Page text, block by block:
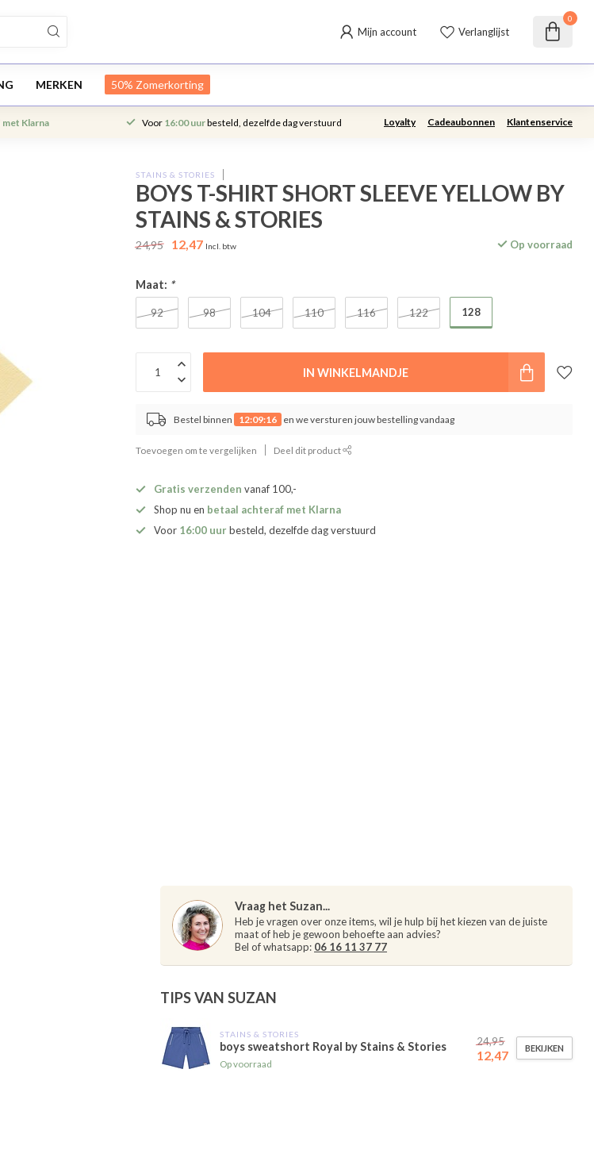
Mijn account Verlanglijst
0
MERKEN 50% Zomerkorting
Klarna Voor 16:00 uurbesteld, dezelfde dag verstuurd Loyalty Cadeaubonnen Klantenservice
STAINS & STORIES
BOYS T-SHIRT SHORT SLEEVE YELLOW BY
STAINS & STORIES
24,95 12,47 Incl. btw Op voorraad
Maat: *
92 98 104 110 116 122 128
IN WINKELMANDJE
Bestel binnen 12:09:16 en we versturen jouw bestelling vandaag
Toevoegen om te vergelijken Deel dit product
Gratis verzenden vanaf 100,-
Shop nu en betaal achteraf met Klarna
Voor 16:00 uurbesteld, dezelfde dag verstuurd
Vraag het Suzan...
Heb je vragen over onze items, wil je hulp bij het kiezen van de juiste
maat of heb je gewoon behoefte aan advies?
Bel of whatsapp: 06 16 11 37 77
TIPS VAN SUZAN
STAINS & STORIES
boys sweatshort Royal by Stains & Stories
Op voorraad
24,95
12,47
BEKIJKEN